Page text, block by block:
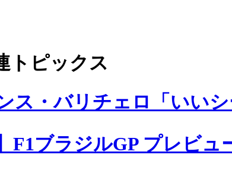
トピックス
ス・バリチェロ「いい
F1ブラジルGP プレビ